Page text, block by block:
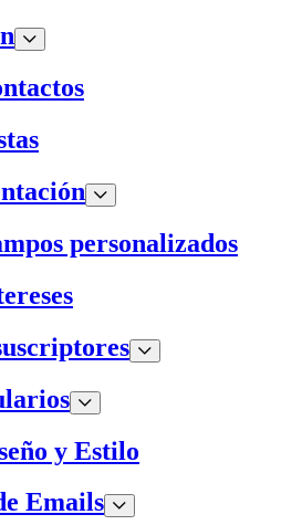
personalizados
y Estilo
Emails